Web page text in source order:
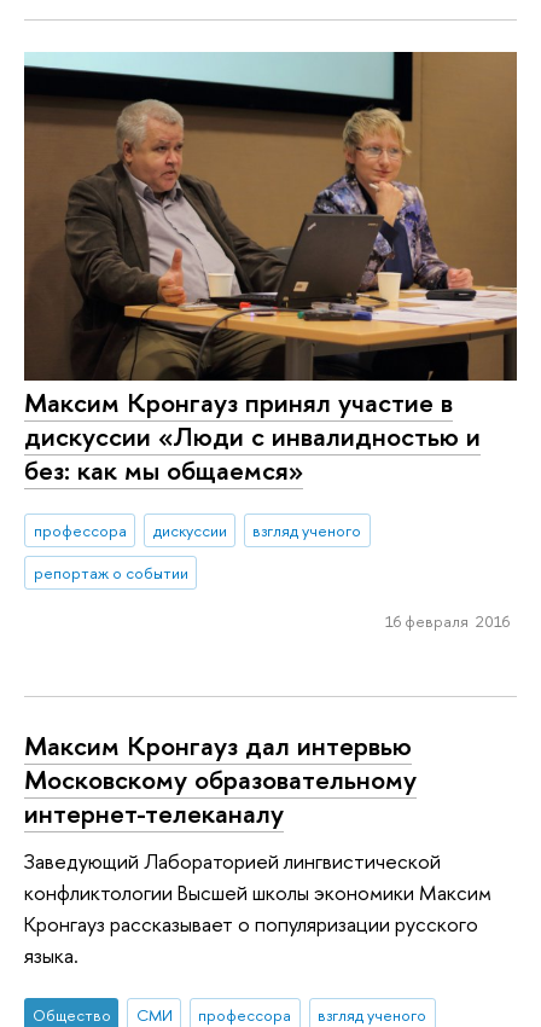
Максим Кронгауз принял участие в
дискуссии «Люди с инвалидностью и
без: как мы общаемся»
профессора дискуссии
взгляд ученого
репортаж о событии
16 февраля 2016
Максим Кронгауз дал интервью
Московскому образовательному
интернет-телеканалу
Заведующий Лабораторией лингвистической
конфликтологии Высшей школы экономики Максим
Кронгауз рассказывает о популяризации русского
языка.
Общество СМИ профессора
взгляд ученого